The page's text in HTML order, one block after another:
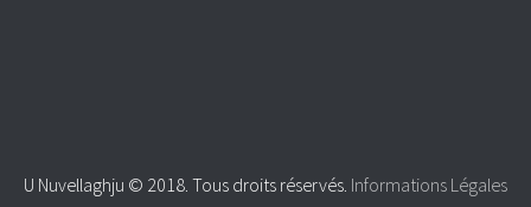
U Nuvellaghju © 2018. Tous droits réservés. Informations Légales